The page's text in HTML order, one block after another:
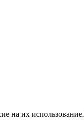
на их использование.